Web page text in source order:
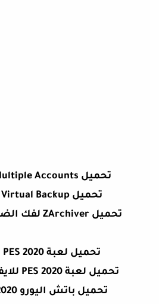
تحميل Multiple Accounts
تحميل Virtual Backup
تحميل ZArchiver لفك الضغط
تحميل لعبة PES 2020
تحميل لعبة PES 2020 للايفون
تحميل باتش اليورو 2020